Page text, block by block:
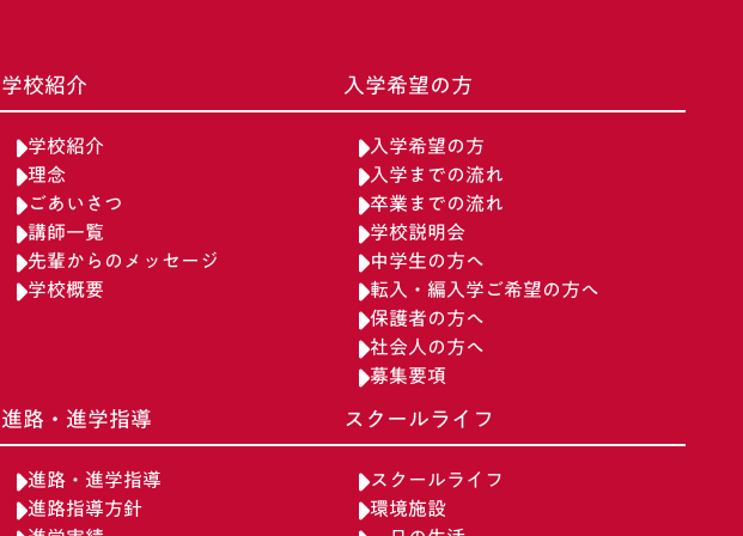
学校紹介
学校紹介
理念
ごあいさつ
講師一覧
先輩からのメッセージ
学校概要
入学希望の方
入学希望の方
入学までの流れ
卒業までの流れ
学校説明会
中学生の方へ
転入・編入学ご希望の方へ
保護者の方へ
社会人の方へ
募集要項
進路・進学指導
進路・進学指導
進路指導方針
スクールライフ
スクールライフ
環境施設